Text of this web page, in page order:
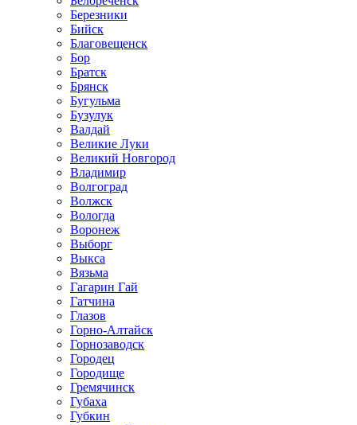
Березники
Бийск
Благовещенск
Бор
Братск
Брянск
Бугульма
Бузулук
Валдай
Великие Луки
Великий Новгород
Владимир
Волгоград
Волжск
Вологда
Воронеж
Выборг
Выкса
Вязьма
Гагарин Гай
Гатчина
Глазов
Горно-Алтайск
Горнозаводск
Городец
Городище
Гремячинск
Губаха
Губкин